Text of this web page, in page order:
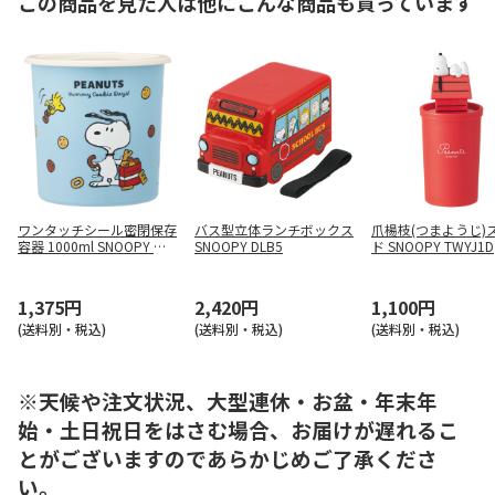
ワンタッチシール密閉保存
容器 1000ml SNOOPY ク
1,375円
(送料別・税込)
バス型立体ランチボックス
SNOOPY DLB5
2,420円
(送料別・税込)
爪楊枝(つまようじ)
ド SNOOPY TWYJ1D
1,100円
(送料別・税込)
※天候や注文状況、大型連休・お盆・年末年
始・土日祝日をはさむ場合、お届けが遅れるこ
とがございますのであらかじめご了承くださ
い。